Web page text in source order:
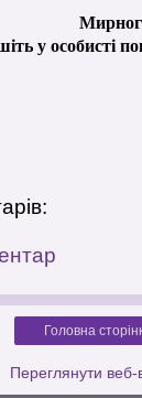
у особисті
Головна
Переглянути веб-